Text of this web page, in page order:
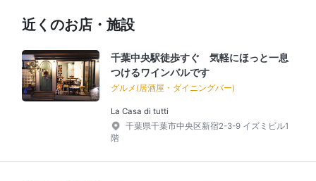
近くのお店・施設
千葉中央駅徒歩すぐ 気軽にほっと一息
つけるワインバルです
グルメ(居酒屋・ダイニングバー)
La Casa di tutti
千葉県千葉市中央区新宿2-3-9 イズミビル1
階